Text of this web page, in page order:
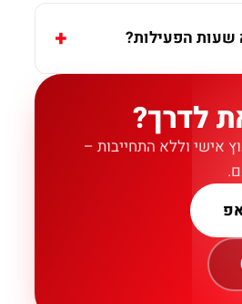
שעות הפעילות?
לדרך?
אישי וללא התחייבות –